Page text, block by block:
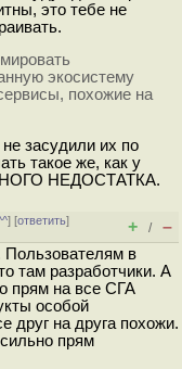
это тебе не
экосистему
похожие на
засудили их по
такое же, как у
НЕДОСТАТКА.
] [ответить]
+ / –
Пользователям в
там разработчики. А
прям на все СГА
особой
друг на друга похожи.
прям